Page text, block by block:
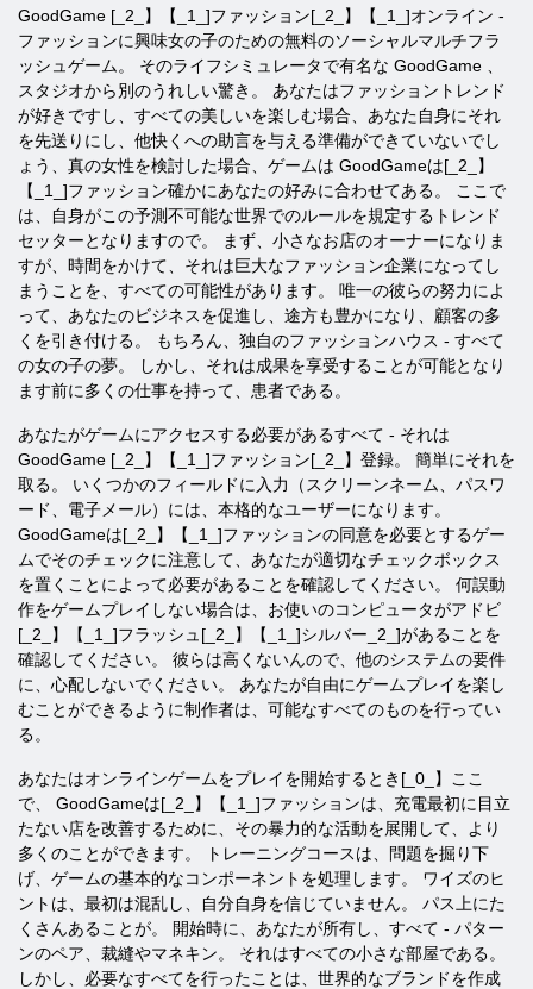
GoodGame [_2_】【_1_]ファッション[_2_】【_1_]オンライン -
ファッションに興味女の子のための無料のソーシャルマルチフラ
ッシュゲーム。 そのライフシミュレータで有名な GoodGame
スタジオから別のうれしい驚き。 あなたはファッショントレンド
が好きですし、すべての美しいを楽しむ場合、あなた自身にそれ
を先送りにし、他快くへの助言を与える準備ができていないでし
ょう、真の女性を検討した場合、ゲームは GoodGameは[_2_】
【_1_]ファッション確かにあなたの好みに合わせてある。 ここで
は、自身がこの予測不可能な世界でのルールを規定するトレンド
セッターとなりますので。 まず、小さなお店のオーナーになりま
すが、時間をかけて、それは巨大なファッション企業になってし
まうことを、すべての可能性があります。 唯一の彼らの努力によ
って、あなたのビジネスを促進し、途方も豊かになり、顧客の多
くを引き付ける。 もちろん、独自のファッションハウス - すべて
の女の子の夢。 しかし、それは成果を享受することが可能となり
ます前に多くの仕事を持って、患者である。
あなたがゲームにアクセスする必要があるすべて - それは
GoodGame [_2_】【_1_]ファッション[_2_】登録。 簡単にそれを
取る。 いくつかのフィールドに入力（スクリーンネーム、パスワ
ード、電子メール）には、本格的なユーザーになります。
GoodGameは[_2_】【_1_]ファッションの同意を必要とするゲー
ムでそのチェックに注意して、あなたが適切なチェックボックス
を置くことによって必要があることを確認してください。 何誤動
作をゲームプレイしない場合は、お使いのコンピュータがアドビ
[_2_】【_1_]フラッシュ[_2_】【_1_]シルバー_2_]があることを
確認してください。 彼らは高くないんので、他のシステムの要件
に、心配しないでください。 あなたが自由にゲームプレイを楽し
むことができるように制作者は、可能なすべてのものを行ってい
る。
あなたはオンラインゲームをプレイを開始するとき[_0_】ここ
で、
GoodGameは[_2_】【_1_]ファッションは、充電最初に目立
たない店を改善するために、その暴力的な活動を展開して、より
多くのことができます。 トレーニングコースは、問題を掘り下
げ、ゲームの基本的なコンポーネントを処理します。 ワイズのヒ
ントは、最初は混乱し、自分自身を信じていません。 パス上にた
くさんあることが。 開始時に、あなたが所有し、すべて - パター
ンのペア、裁縫やマネキン。 それはすべての小さな部屋である。
しかし、必要なすべてを行ったことは、世界的なブランドを作成